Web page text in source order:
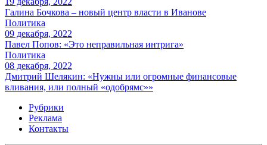
Галина Бочкова – новый центр власти в Иванове
Политика
09 декабря, 2022
Павел Попов: «Это неправильная интрига»
Политика
08 декабря, 2022
Дмитрий Шелякин: «Нужны или огромные финансовые
вливания, или полный «одобрямс»»
Рубрики
Реклама
Контакты